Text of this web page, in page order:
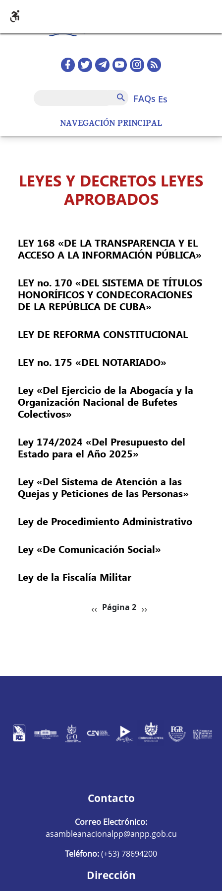
NAVEGACIÓN PRINCIPAL
Redes sociales home
FAQs
FAQs es
LEYES Y DECRETOS LEYES
APROBADOS
LEY 168 «DE LA TRANSPARENCIA Y EL
ACCESO A LA INFORMACIÓN PÚBLICA»
LEY no. 170 «DEL SISTEMA DE TÍTULOS
HONORÍFICOS Y CONDECORACIONES
DE LA REPÚBLICA DE CUBA»
LEY DE REFORMA CONSTITUCIONAL
LEY no. 175 «DEL NOTARIADO»
Ley «Del Ejercicio de la Abogacía y la
Organización Nacional de Bufetes
Colectivos»
Ley 174/2024 «Del Presupuesto del
Estado para el Año 2025»
Ley «Del Sistema de Atención a las
Quejas y Peticiones de las Personas»
Ley de Procedimiento Administrativo
Ley «De Comunicación Social»
Ley de la Fiscalía Militar
Página anterior
‹‹ Página 2 Siguiente página
››
Contacto
Correo Electrónico:
asambleanacionalpp@anpp.gob.cu
Teléfono:(+53) 78694200
Dirección